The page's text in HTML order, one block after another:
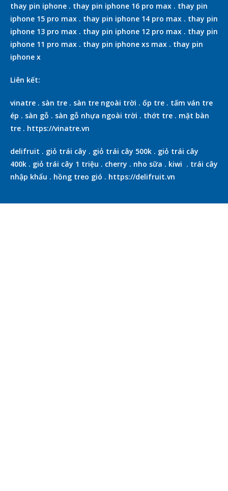
thay pin iphone . thay pin iphone 16 pro max . thay pin
iphone 15 pro max . thay pin iphone 14 pro max . thay pin
iphone 13 pro max . thay pin iphone 12 pro max . thay pin
iphone 11 pro max . thay pin iphone xs max . thay pin
iphone x
Liên kết:
vinatre . sàn tre . sàn tre ngoài trời . ốp tre . tấm ván tre
ép . sàn gỗ . sàn gỗ nhựa ngoài trời . thớt tre . mặt bàn
tre . https://vinatre.vn
delifruit . giỏ trái cây . giỏ trái cây 500k . giỏ trái cây
400k . giỏ trái cây 1 triệu . cherry . nho sữa . kiwi . trái cây
nhập khẩu . hồng treo gió . https://delifruit.vn